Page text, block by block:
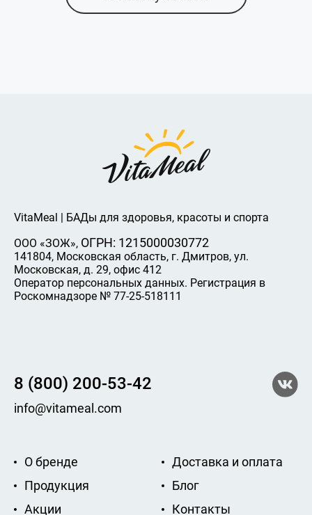
VitaMeal | БАДы для здоровья, красоты и спорта
ООО «ЗОЖ», ОГРН: 1215000030772
141804, Московская область, г. Дмитров, ул.
Московская, д. 29, офис 412
Оператор персональных данных. Регистрация в
Роскомнадзоре № 77-25-518111
8 (800) 200-53-42
info@vitameal.com
О бренде
Продукция
Акции
Доставка и оплата
Блог
Контакты